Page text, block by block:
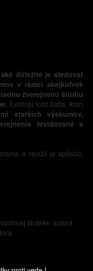
aké dôležité je sledovať
v rámci akejkoľvek
zverejnenú štúdiu
. Existujú totiž ľudia, ktorí
starších výskumov,
revidované a
a revízií je spôsob,
stránke autora